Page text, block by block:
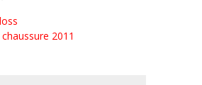
2011